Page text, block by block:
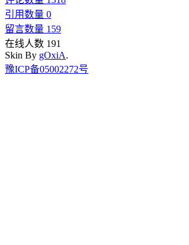
引用数量 0
留言数量 159
在线人数 191
Skin By gOxiA.
豫ICP备05002272号